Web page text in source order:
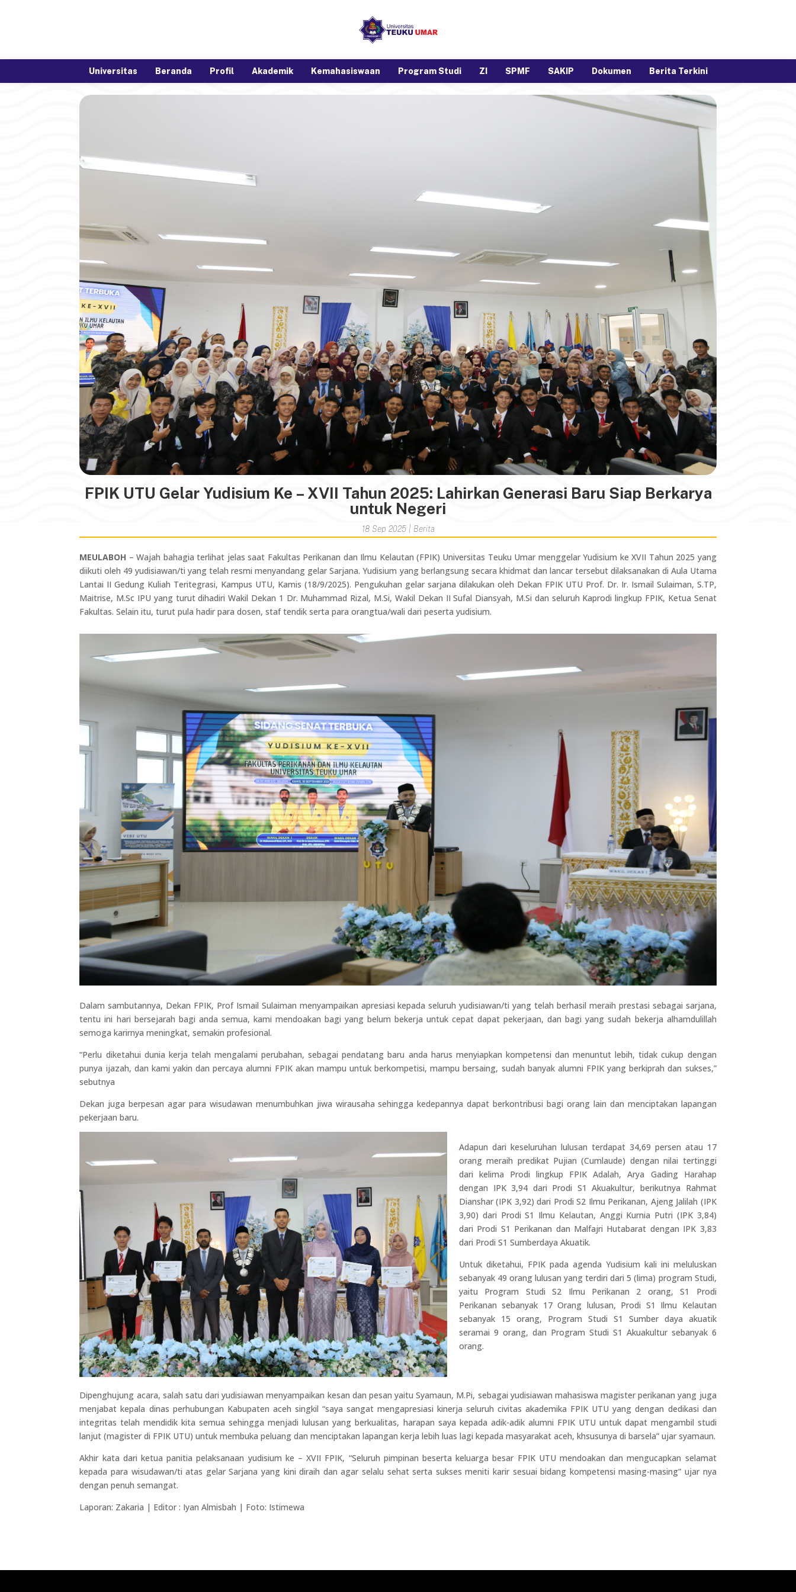
Universitas Beranda Profil Akademik Kemahasiswaan Program Studi ZI SPMF SAKIP Dokumen Berita Terkini
FPIK UTU Gelar Yudisium Ke – XVII Tahun 2025: Lahirkan Generasi Baru Siap Berkarya
untuk Negeri
18 Sep 2025| Berita
MEULABOH – Wajah bahagia terlihat jelas saat Fakultas Perikanan dan Ilmu Kelautan (FPIK) Universitas Teuku Umar menggelar Yudisium ke XVII Tahun 2025 yang
diikuti oleh 49 yudisiawan/ti yang telah resmi menyandang gelar Sarjana. Yudisium yang berlangsung secara khidmat dan lancar tersebut dilaksanakan di Aula Utama
Lantai II Gedung Kuliah Teritegrasi, Kampus UTU, Kamis (18/9/2025). Pengukuhan gelar sarjana dilakukan oleh Dekan FPIK UTU Prof. Dr. Ir. Ismail Sulaiman, S.TP,
Maitrise, M.Sc IPU yang turut dihadiri Wakil Dekan 1 Dr. Muhammad Rizal, M.Si, Wakil Dekan II Sufal Diansyah, M.Si dan seluruh Kaprodi lingkup FPIK, Ketua Senat
Fakultas. Selain itu, turut pula hadir para dosen, staf tendik serta para orangtua/wali dari peserta yudisium.
Dalam sambutannya, Dekan FPIK, Prof Ismail Sulaiman menyampaikan apresiasi kepada seluruh yudisiawan/ti yang telah berhasil meraih prestasi sebagai sarjana,
tentu ini hari bersejarah bagi anda semua, kami mendoakan bagi yang belum bekerja untuk cepat dapat pekerjaan, dan bagi yang sudah bekerja alhamdulillah
semoga karirnya meningkat, semakin profesional.
“Perlu diketahui dunia kerja telah mengalami perubahan, sebagai pendatang baru anda harus menyiapkan kompetensi dan menuntut lebih, tidak cukup dengan
punya ijazah, dan kami yakin dan percaya alumni FPIK akan mampu untuk berkompetisi, mampu bersaing, sudah banyak alumni FPIK yang berkiprah dan sukses,”
sebutnya
Dekan juga berpesan agar para wisudawan menumbuhkan jiwa wirausaha sehingga kedepannya dapat berkontribusi bagi orang lain dan menciptakan lapangan
pekerjaan baru.
Adapun dari keseluruhan lulusan terdapat 34,69 persen atau 17
orang meraih predikat Pujian (Cumlaude) dengan nilai tertinggi
dari kelima Prodi lingkup FPIK Adalah, Arya Gading Harahap
dengan IPK 3,94 dari Prodi S1 Akuakultur, berikutnya Rahmat
Dianshar (IPK 3,92) dari Prodi S2 Ilmu Perikanan, Ajeng Jalilah (IPK
3,90) dari Prodi S1 Ilmu Kelautan, Anggi Kurnia Putri (IPK 3,84)
dari Prodi S1 Perikanan dan Malfajri Hutabarat dengan IPK 3,83
dari Prodi S1 Sumberdaya Akuatik.
Untuk diketahui, FPIK pada agenda Yudisium kali ini meluluskan
sebanyak 49 orang lulusan yang terdiri dari 5 (lima) program Studi,
yaitu Program Studi S2 Ilmu Perikanan 2 orang, S1 Prodi
Perikanan sebanyak 17 Orang lulusan, Prodi S1 Ilmu Kelautan
sebanyak 15 orang, Program Studi S1 Sumber daya akuatik
seramai 9 orang, dan Program Studi S1 Akuakultur sebanyak 6
orang.
Dipenghujung acara, salah satu dari yudisiawan menyampaikan kesan dan pesan yaitu Syamaun, M.Pi, sebagai yudisiawan mahasiswa magister perikanan yang juga
menjabat kepala dinas perhubungan Kabupaten aceh singkil “saya sangat mengapresiasi kinerja seluruh civitas akademika FPIK UTU yang dengan dedikasi dan
integritas telah mendidik kita semua sehingga menjadi lulusan yang berkualitas, harapan saya kepada adik-adik alumni FPIK UTU untuk dapat mengambil studi
lanjut (magister di FPIK UTU) untuk membuka peluang dan menciptakan lapangan kerja lebih luas lagi kepada masyarakat aceh, khsusunya di barsela” ujar syamaun.
Akhir kata dari ketua panitia pelaksanaan yudisium ke – XVII FPIK, “Seluruh pimpinan beserta keluarga besar FPIK UTU mendoakan dan mengucapkan selamat
kepada para wisudawan/ti atas gelar Sarjana yang kini diraih dan agar selalu sehat serta sukses meniti karir sesuai bidang kompetensi masing-masing” ujar nya
dengan penuh semangat.
Laporan: Zakaria | Editor : Iyan Almisbah | Foto: Istimewa